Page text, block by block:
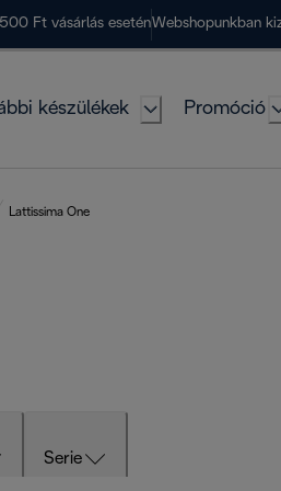
Ft vásárlás eseténWebshopunkban
készülékek Promóció
Lattissima One
Serie